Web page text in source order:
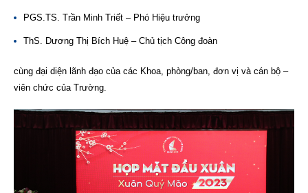
PGS.TS. Trần Minh Triết – Phó Hiệu trưởng
ThS. Dương Thị Bích Huệ – Chủ tịch Công đoàn
cùng đại diện lãnh đạo của các Khoa, phòng/ban, đơn vị và cán bộ –
viên chức của Trường.